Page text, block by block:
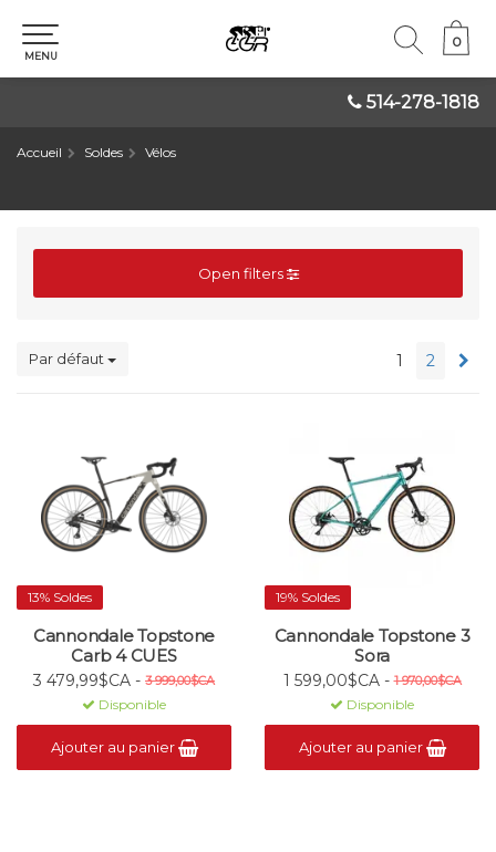
514-278-1818
0
0
MENU
Accueil Soldes Vélos
Open filters
Par défaut 1 2
13% Soldes
Cannondale Topstone
Carb 4 CUES
3 479,99$CA - 3 999,00$CA
Disponible
Ajouter au panier
19% Soldes
Cannondale Topstone 3
Sora
1 599,00$CA - 1 970,00$CA
Disponible
Ajouter au panier